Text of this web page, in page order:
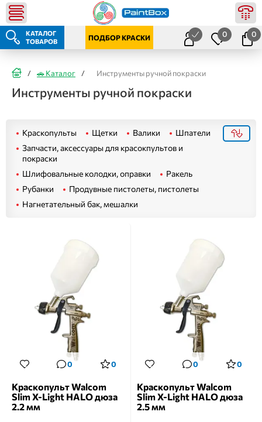
КАТАЛОГ
ТОВАРОВ
ПОДБОР КРАСКИ 0 0
/ 🚗 Каталог / Инструменты ручной покраски
Инструменты ручной покраски
Краскопульты Щетки Валики
Шпатели
Запчасти, аксессуары для красокпультов и
покраски
Шлифовальные колодки, оправки
Ракель
Рубанки
Продувные пистолеты, пистолеты
Нагнетательный бак, мешалки
0 0
Краскопульт Walcom
Slim X-Light HALO дюза
2.2 мм
0 0
Краскопульт Walcom
Slim X-Light HALO дюза
2.5 мм